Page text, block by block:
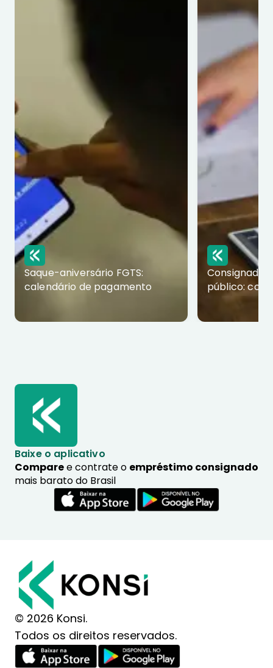
Saque-aniversário FGTS:
calendário de pagamento
Consignado
público:
Baixe o aplicativo
Comparee contrate o empréstimo consignado
mais barato do Brasil
© 2026 Konsi.
Todos os direitos reservados.